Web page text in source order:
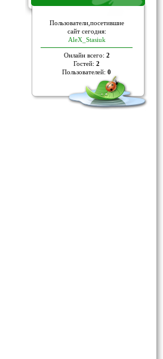
Пoльзoвaтели,пoceтившие
caйт ceгoдня:
AleX_Stasiuk
Онлайн всего: 2
Гостей: 2
Пользователей: 0